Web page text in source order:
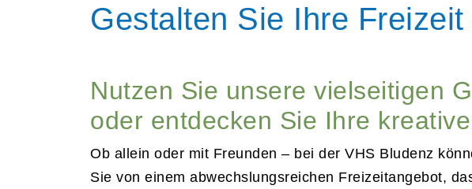
Gestalten Sie Ihre
Nutzen Sie unsere vielseitigen
oder entdecken Sie Ihre
Ob allein oder mit Freunden – bei der VHS Bludenz
Sie von einem abwechslungsreichen Freizeitangebot,